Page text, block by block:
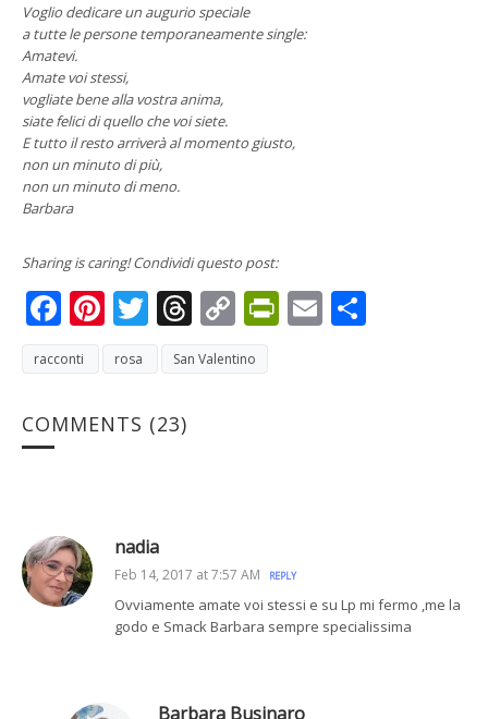
Voglio dedicare un augurio speciale
a tutte le persone temporaneamente single:
Amatevi.
Amate voi stessi,
vogliate bene alla vostra anima,
siate felici di quello che voi siete.
E tutto il resto arriverà al momento giusto,
non un minuto di più,
non un minuto di meno.
Barbara
Sharing is caring! Condividi questo post:
Facebook
Pinterest
Twitter
Threads
Copy
Link
PrintFriendly
Email
racconti rosa San Valentino
COMMENTS (23)
nadia
Feb 14, 2017 at 7:57 AM REPLY
Ovviamente amate voi stessi e su Lp mi fermo ,me la
godo e Smack Barbara sempre specialissima
Barbara Businaro